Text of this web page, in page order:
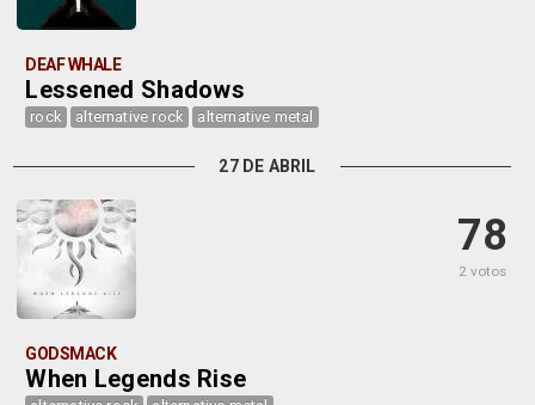
DEAF WHALE
Lessened Shadows
rock alternative rock alternative metal
27 DE ABRIL
78
2 votos
GODSMACK
When Legends Rise